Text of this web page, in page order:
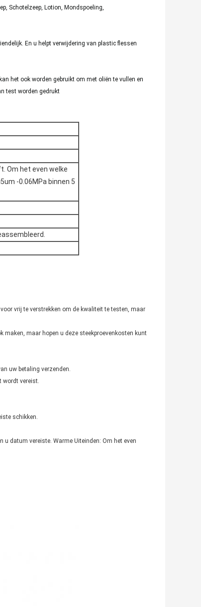
Schotelzeep, Lotion, Mondspoeling,
En u helpt verwijdering van plastic flessen
het ook worden gebruikt om met oliën te vullen en
test worden gedrukt
Om het even welke
-0.06MPa binnen 5
vrij te verstrekken om de kwaliteit te testen, maar
maken, maar hopen u deze steekproevenkosten kunt
uw betaling verzenden.
wordt vereist.
schikken.
u datum vereiste. Warme Uiteinden: Om het even